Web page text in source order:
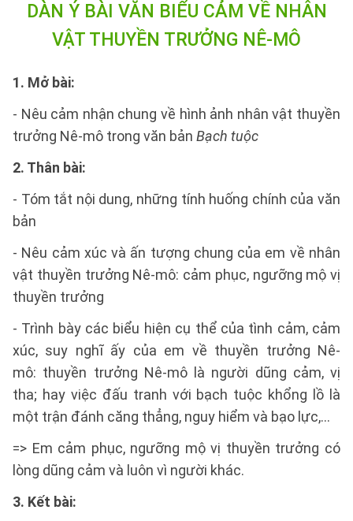
DÀN ÝBÀI VĂN BIỂU CẢM VỀ NHÂN
VẬT THUYỀN TRƯỞNG NÊ-MÔ
1. Mở bài:
- Nêu cảm nhận chung về hình ảnh nhân vật thuyền
trưởng Nê-mô trong văn bản Bạch tuộc
2. Thân bài:
- Tóm tắt nội dung, những tính huống chính của văn
bản
- Nêu cảm xúc và ấn tượng chung của em về nhân
vật thuyền trưởng Nê-mô: cảm phục, ngưỡng mộ vị
thuyền trưởng
- Trình bày các biểu hiện cụ thể của tình cảm, cảm
xúc, suy nghĩ ấy của em về thuyền trưởng Nê-
mô: thuyền trưởng Nê-mô là người dũng cảm, vị
tha; hay việc đấu tranh với bạch tuộc khổng lồ là
một trận đánh căng thẳng, nguy hiểm và bạo lực,...
=> Em cảm phục, ngưỡng mộ vị thuyền trưởng có
lòng dũng cảm và luôn vì người khác.
3. Kết bài: